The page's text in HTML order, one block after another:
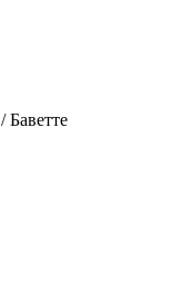
/ Баветте